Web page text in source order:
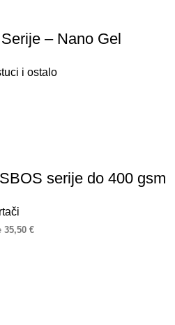
– Nano Gel
i ostalo
serije do 400 gsm
35,50 €